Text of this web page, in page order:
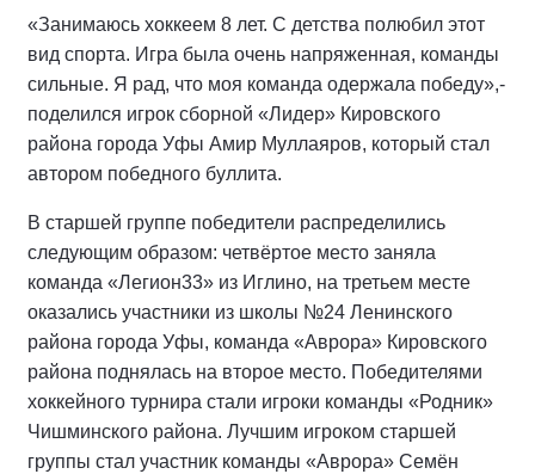
«Занимаюсь хоккеем 8 лет. С детства полюбил этот
вид спорта. Игра была очень напряженная, команды
сильные. Я рад, что моя команда одержала победу»,-
поделился игрок сборной «Лидер» Кировского
района города Уфы Амир Муллаяров, который стал
автором победного буллита.
В старшей группе победители распределились
следующим образом: четвёртое место заняла
команда «Легион33» из Иглино, на третьем месте
оказались участники из школы №24 Ленинского
района города Уфы, команда «Аврора» Кировского
района поднялась на второе место. Победителями
хоккейного турнира стали игроки команды «Родник»
Чишминского района. Лучшим игроком старшей
группы стал участник команды «Аврора» Семён